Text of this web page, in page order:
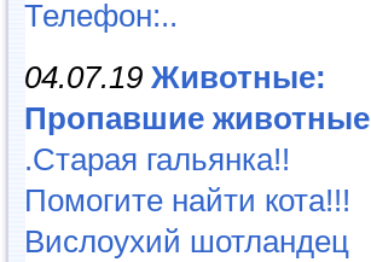
Телефон:..
04.07.19 Животные:
Пропавшие животные
.Старая гальянка!!
Помогите найти кота!!!
Вислоухий шотландец